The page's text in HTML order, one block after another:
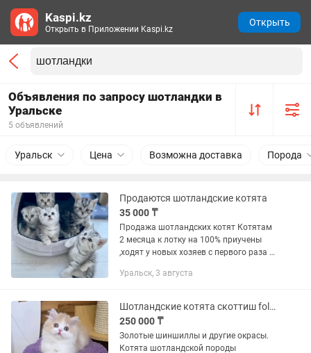
Объявления по запросу шотландки в
Уральске
5 объявлений
Уральск Цена Возможна доставка Порода
Продаются шотландские котята
35 000 ₸
Продажа шотландских котят Котятам
2 месяца к лотку на 100% приучены
,ходят у новых хозяев с первого раза с
пищу /по желанию корм . Малыши
Уральск, 3 августа
Шотландские котята скоттиш fold fold страйт, золотые шиншиллы
250 000 ₸
Золотые шиншиллы и другие окрасы.
Котята шотландской породы
Kaspi.kz
Открыть в Приложении Kaspi.kz
Открыть